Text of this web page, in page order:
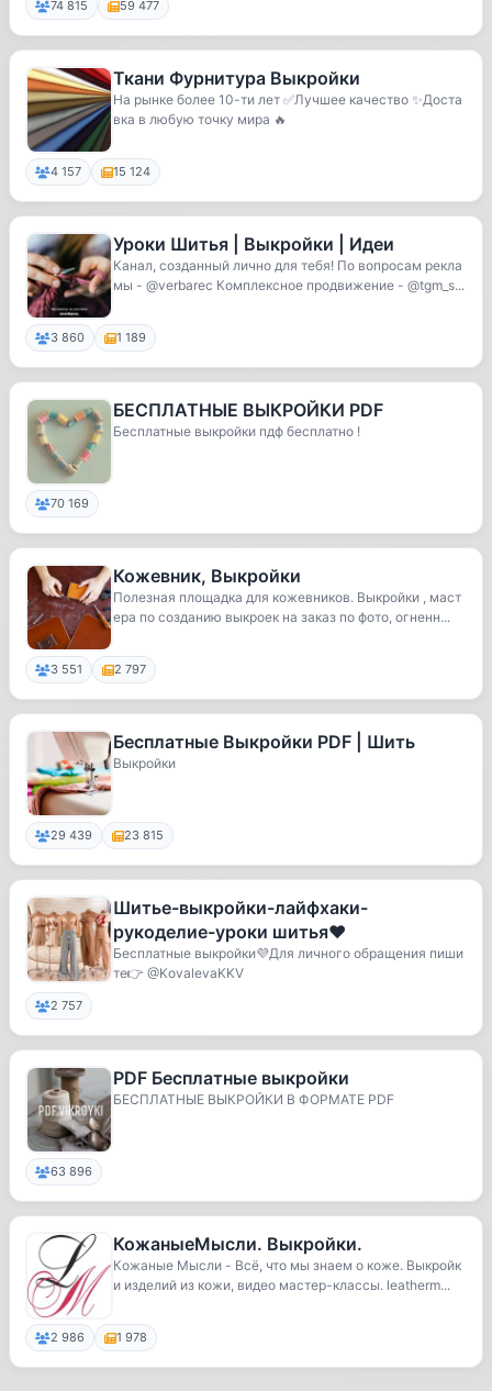
74 815 59 477
Ткани Фурнитура Выкройки
На рынке более 10-ти лет ✅Лучшее качество ✨Доста
вка в любую точку мира 🔥
4 157 15 124
Уроки Шитья | Выкройки | Идеи
Канал, созданный лично для тебя! По вопросам рекла
мы - @verbarec Комплексное продвижение - @tgm_s...
3 860 1 189
БЕСПЛАТНЫЕ ВЫКРОЙКИ PDF
Бесплатные выкройки пдф бесплатно !
70 169
Кожевник, Выкройки
Полезная площадка для кожевников. Выкройки , маст
ера по созданию выкроек на заказ по фото, огненн...
3 551 2 797
Бесплатные Выкройки PDF | Шить
Выкройки
29 439 23 815
Шитье-выкройки-лайфхаки-
рукоделие-уроки шитья❤
Бесплатные выкройки💜Для личного обращения пиши
те👉 @KovalevaKKV
2 757
PDF Бесплатные выкройки
БЕСПЛАТНЫЕ ВЫКРОЙКИ В ФОРМАТЕ PDF
63 896
КожаныеМысли. Выкройки.
Кожаные Мысли - Всё, что мы знаем о коже. Выкройк
и изделий из кожи, видео мастер-классы. leatherm...
2 986 1 978